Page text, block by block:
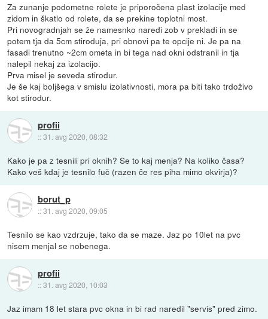
Za zunanje podometne rolete je priporočena plast izolacije med
zidom in škatlo od rolete, da se prekine toplotni most.
Pri novogradnjah se že namesnko naredi zob v prekladi in se
potem tja da 5cm stiroduja, pri obnovi pa te opcije ni. Je pa na
fasadi trenutno ~2cm ometa in bi tega nad okni odstranil in tja
nalepil nekaj za izolacijo.
Prva misel je seveda stirodur.
Je še kaj boljšega v smislu izolativnosti, mora pa biti tako trdoživo
kot stirodur.
profii
::31. avg 2020, 08:32
Kako je pa z tesnili pri oknih? Se to kaj menja? Na koliko časa?
Kako veš kdaj je tesnilo fuč (razen če res piha mimo okvirja)?
borut_p
::31. avg 2020, 09:05
Tesnilo se kao vzdrzuje, tako da se maze. Jaz po 10let na pvc
nisem menjal se nobenega.
profii
::31. avg 2020, 10:03
Jaz imam 18 let stara pvc okna in bi rad naredil "servis" pred zimo.